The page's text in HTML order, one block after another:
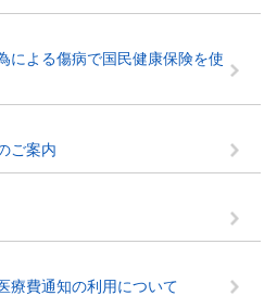
による傷病で国民健康保険を使
ご案内
療費通知の利用について